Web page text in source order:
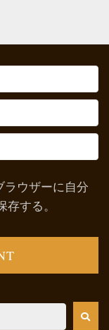
ラウザーに自分
する。